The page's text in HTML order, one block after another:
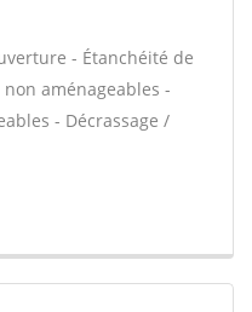
- Étanchéité de
aménageables -
- Décrassage /